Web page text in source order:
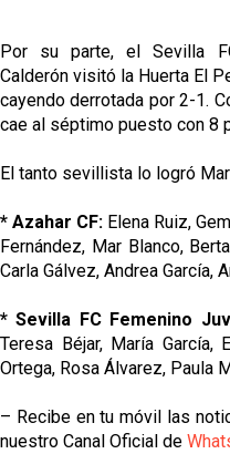
Por su parte, el Sevilla
Calderón visitó la Huerta El
cayendo derrotada por 2-1.
cae al séptimo puesto con 8
El tanto sevillista lo logró
* Azahar CF: Elena Ruiz,
Fernández, Mar Blanco,
Carla Gálvez, Andrea García,
* Sevilla FC Femenino
Teresa Béjar, María García,
Ortega, Rosa Álvarez, Paula
– Recibe en tu móvil las
nuestro Canal Oficial de